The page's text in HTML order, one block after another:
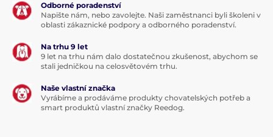
Odborné poradenství
Napište nám, nebo zavolejte. Naši zaměstnanci byli školeni v
oblasti zákaznické podpory a odborného poradenství.
Na trhu 9 let
9 let na trhu nám dalo dostatečnou zkušenost, abychom se
stali jedničkou na celosvětovém trhu.
Naše vlastní značka
Vyrábíme a prodáváme produkty chovatelských potřeb a
smart produktů vlastní značky Reedog.